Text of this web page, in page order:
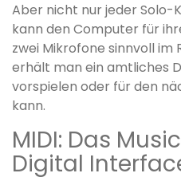
Aber nicht nur jeder Solo-
kann den Computer für
zwei Mikrofone sinnvoll im
erhält man ein amtliches
vorspielen oder für den
kann.
MIDI: Das
Digital